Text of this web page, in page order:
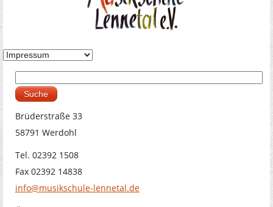
Suchformular
Brüderstraße 33
58791 Werdohl
Tel. 02392 1508
Fax 02392 14838
info@musikschule-lennetal.de